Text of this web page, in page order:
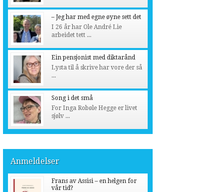
– Jeg har med egne øyne sett det
I 26 år har Ole André Lie
arbeidet tett ...
Ein pensjonist med diktarånd
Lysta til å skrive har vore der så
...
Song i det små
For Inga Robøle Hegge er livet
sjølv ...
Anmeldelser
Frans av Assisi – en helgen for
vår tid?